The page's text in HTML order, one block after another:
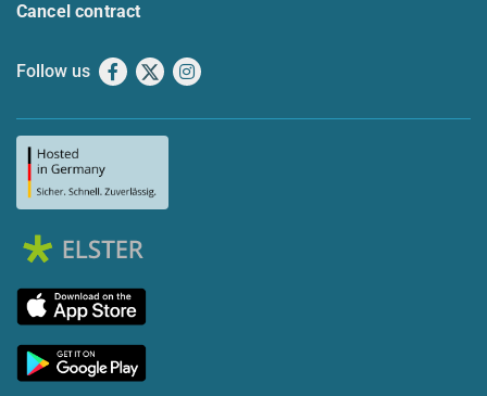
Cancel contract
Follow us Facebook
X Instagram